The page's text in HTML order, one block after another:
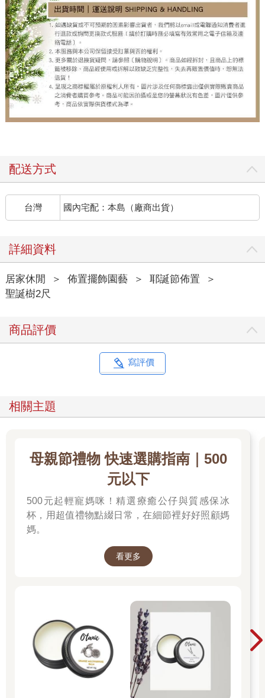
配送方式
台灣 國內宅配：本島（廠商出貨）
詳細資料
居家休閒 ＞ 佈置擺飾園藝 ＞ 耶誕節佈置
＞
聖誕樹2尺
商品評價
寫評價
相關主題
母親節禮物 快速選購指南｜500
元以下
500元起輕寵媽咪！精選療癒公仔與質感保冰
杯，用超值禮物點綴日常，在細節裡好好照顧媽
媽。
看更多